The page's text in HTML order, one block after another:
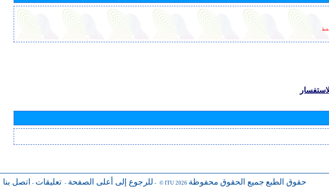
فقط
للرجوع إلى أعلى الصفحة - تعليقات - اتصل بنا - © ITU 2026 حقوق الطبع جميع الحقوق محفوظة